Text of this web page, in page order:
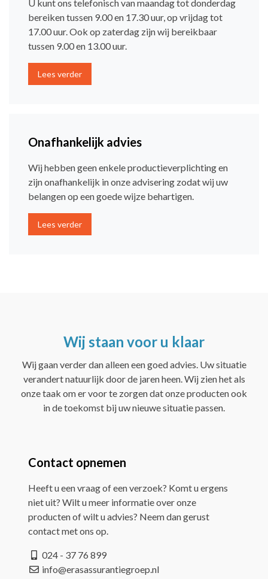
U kunt ons telefonisch van maandag tot donderdag
bereiken tussen 9.00 en 17.30 uur, op vrijdag tot
17.00 uur. Ook op zaterdag zijn wij bereikbaar
tussen 9.00 en 13.00 uur.
Lees verder
Onafhankelijk advies
Wij hebben geen enkele productieverplichting en
zijn onafhankelijk in onze advisering zodat wij uw
belangen op een goede wijze behartigen.
Lees verder
Wij staan voor u klaar
Wij gaan verder dan alleen een goed advies. Uw situatie
verandert natuurlijk door de jaren heen. Wij zien het als
onze taak om er voor te zorgen dat onze producten ook
in de toekomst bij uw nieuwe situatie passen.
Contact opnemen
Heeft u een vraag of een verzoek? Komt u ergens
niet uit? Wilt u meer informatie over onze
producten of wilt u advies? Neem dan gerust
contact met ons op.
024 - 37 76 899
info@erasassurantiegroep.nl